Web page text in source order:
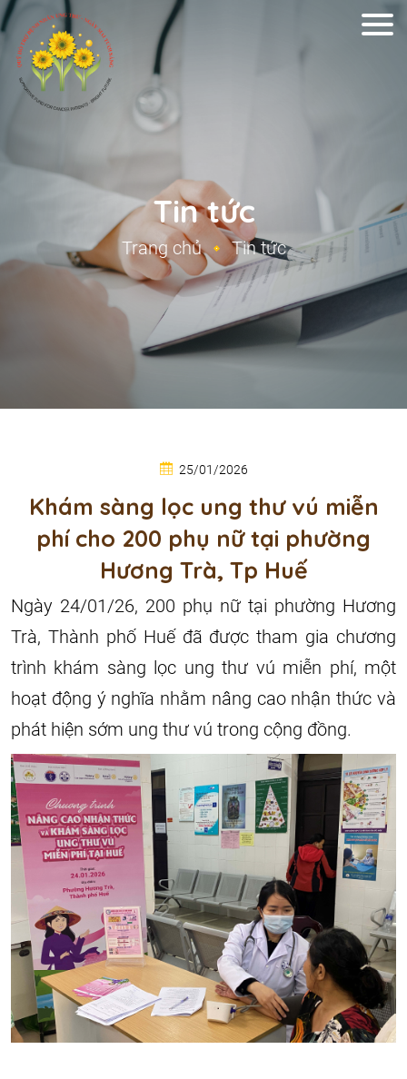
Tin tức
Trang chủ Tin tức
25/01/2026
Khám sàng lọc ung thư vú miễn
phí cho 200 phụ nữ tại phường
Hương Trà, Tp Huế
Ngày 24/01/26, 200 phụ nữ tại phường Hương
Trà, Thành phố Huế đã được tham gia chương
trình khám sàng lọc ung thư vú miễn phí, một
hoạt động ý nghĩa nhằm nâng cao nhận thức và
phát hiện sớm ung thư vú trong cộng đồng.